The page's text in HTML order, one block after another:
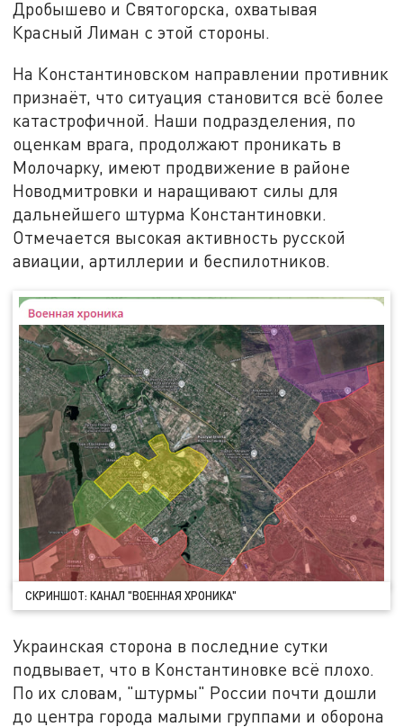
Дробышево и Святогорска, охватывая
Красный Лиман с этой стороны.
На Константиновском направлении противник
признаёт, что ситуация становится всё более
катастрофичной. Наши подразделения, по
оценкам врага, продолжают проникать в
Молочарку, имеют продвижение в районе
Новодмитровки и наращивают силы для
дальнейшего штурма Константиновки.
Отмечается высокая активность русской
авиации, артиллерии и беспилотников.
СКРИНШОТ: КАНАЛ "ВОЕННАЯ ХРОНИКА"
Украинская сторона в последние сутки
подвывает, что в Константиновке всё плохо.
По их словам, "штурмы" России почти дошли
до центра города малыми группами и оборона